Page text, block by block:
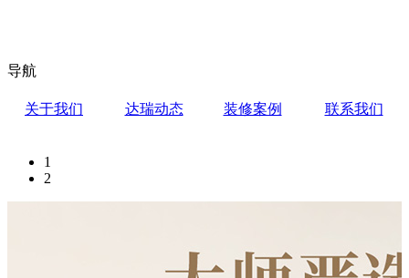
导航
关于我们 达瑞动态 装修案例 联系我们
1
2